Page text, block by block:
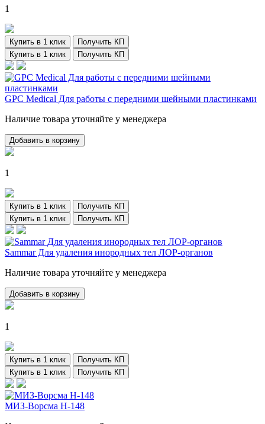
1
Купить в 1 клик
Получить КП
Купить в 1 клик
Получить КП
GPC Medical Для работы с передними шейными пластинками
Наличие товара уточняйте у менеджера
Добавить в корзину
1
Купить в 1 клик
Получить КП
Купить в 1 клик
Получить КП
Sammar Для удаления инородных тел ЛОР-органов
Наличие товара уточняйте у менеджера
Добавить в корзину
1
Купить в 1 клик
Получить КП
Купить в 1 клик
Получить КП
МИЗ-Ворсма Н-148